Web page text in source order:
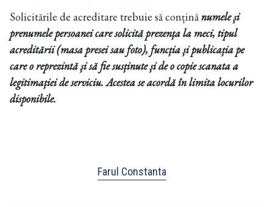
Solicitările de acreditare trebuie să conținănumele și
prenumele persoanei care solicită prezența la meci, tipul
acreditării (masa presei sau foto), funcția și publicația pe
care o reprezintă și să fie susținute și de o copie scanata a
legitimației de serviciu. Acestea se acordă în limita locurilor
disponibile.
Farul Constanta